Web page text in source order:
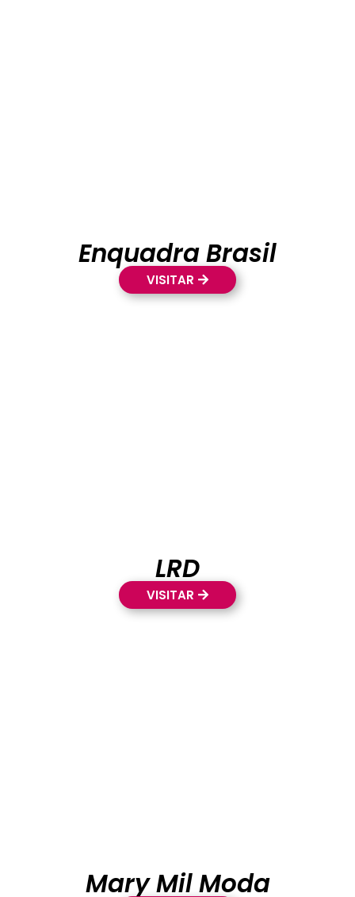
Enquadra Brasil
VISITAR
LRD
VISITAR
Mary Mil Moda